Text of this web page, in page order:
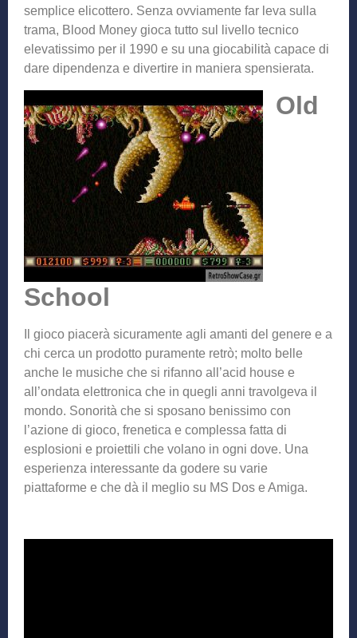
semplice elicottero. Senza ovviamente far leva sulla
trama, Blood Money gioca tutto sul livello tecnico
elevatissimo per il 1990 e su una giocabilità capace di
dare dipendenza e divertire in maniera spensierata.
Old
School
Il gioco piacerà sicuramente agli amanti del genere e a
chi cerca un prodotto puramente retrò; molto belle
anche le musiche che si rifanno all’acid house e
all’ondata elettronica che in quegli anni travolgeva il
mondo. Sonorità che si sposano benissimo con
l’azione di gioco, frenetica e complessa fatta di
esplosioni e proiettili che volano in ogni dove. Una
esperienza interessante da godere su varie
piattaforme e che dà il meglio su MS Dos e Amiga.